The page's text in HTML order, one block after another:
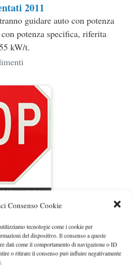
Consenso Cookie
tecnologie come i cookie per
del dispositivo. Il consenso a queste
dati come il comportamento di navigazione o ID
o ritirare il consenso può influire negativamente
2011
guidare auto con potenza
potenza specifica, riferita
kW/t.
petizione